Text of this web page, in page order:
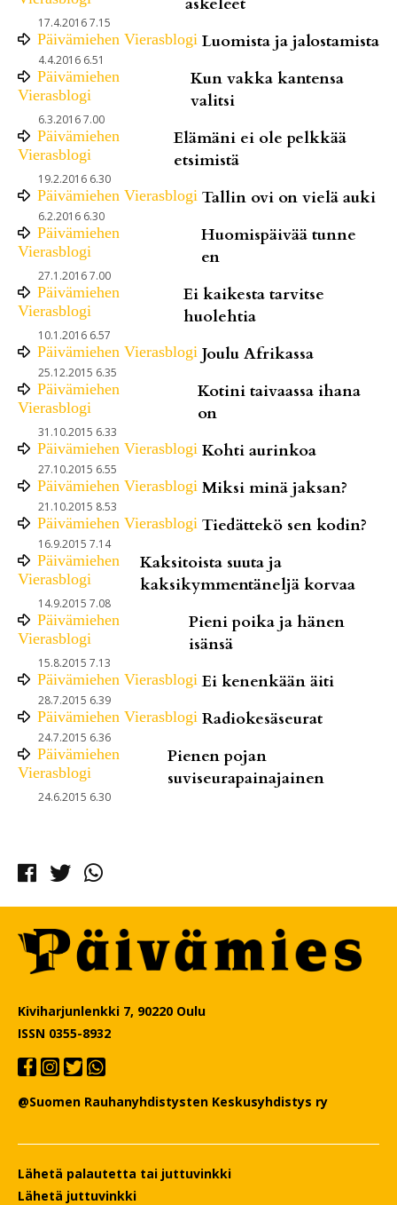
17.4.2016 7.15
Päivämiehen Vierasblogi Luomista ja jalostamista
4.4.2016 6.51
Päivämiehen
Vierasblogi
Kun vakka kantensa
valitsi
6.3.2016 7.00
Päivämiehen
Vierasblogi
Elämäni ei ole pelkkää
etsimistä
19.2.2016 6.30
Päivämiehen Vierasblogi Tallin ovi on vielä auki
6.2.2016 6.30
Päivämiehen
Vierasblogi
Huomispäivää tunne
en
27.1.2016 7.00
Päivämiehen
Vierasblogi
Ei kaikesta tarvitse
huolehtia
10.1.2016 6.57
Päivämiehen Vierasblogi Joulu Afrikassa
25.12.2015 6.35
Päivämiehen
Vierasblogi
Kotini taivaassa ihana
on
31.10.2015 6.33
Päivämiehen Vierasblogi Kohti aurinkoa
27.10.2015 6.55
Päivämiehen Vierasblogi Miksi minä jaksan?
21.10.2015 8.53
Päivämiehen Vierasblogi Tiedättekö sen kodin?
16.9.2015 7.14
Päivämiehen
Vierasblogi
Kaksitoista suuta ja
kaksikymmentäneljä korvaa
14.9.2015 7.08
Päivämiehen
Vierasblogi
Pieni poika ja hänen
isänsä
15.8.2015 7.13
Päivämiehen Vierasblogi Ei kenenkään äiti
28.7.2015 6.39
Päivämiehen Vierasblogi Radiokesäseurat
24.7.2015 6.36
Päivämiehen
Vierasblogi
Pienen pojan
suviseurapainajainen
24.6.2015 6.30
Facebook
TwitterWhatsapp
Kiviharjunlenkki 7, 90220 Oulu
ISSN 0355-8932
@Suomen Rauhanyhdistysten Keskusyhdistys ry
Lähetä palautetta tai juttuvinkki
Lähetä juttuvinkki